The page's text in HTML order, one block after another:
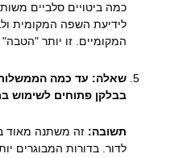
כמה ביטויים סלביים
לידיעת השפה המקומית
המקומיים. זו יותר
שאלה: עד כמה הממשלות
בבלקן פתוחים לשימוש
תשובה: זה משתנה מאוד
לדור. בדורות המבוגרים